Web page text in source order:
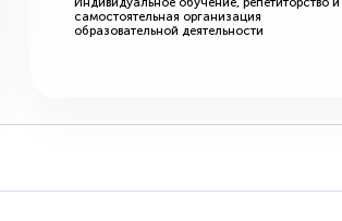
самостоятельная организация
образовательной деятельности